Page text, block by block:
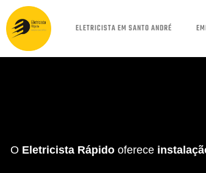
ELETRICISTA EM SANTO ANDRÉ
O Eletricista Rápido oferece